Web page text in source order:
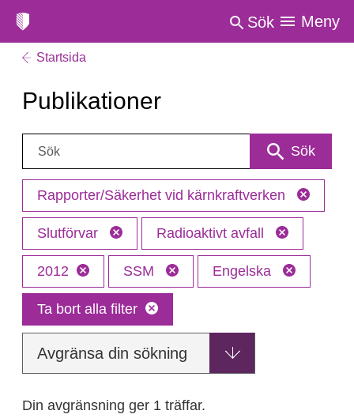
Sök Meny
Startsida
Publikationer
Sök: Sök
Rapporter/Säkerhet vid kärnkraftverken
Slutförvar Radioaktivt avfall
2012 SSM Engelska
Ta bort alla filter
Avgränsa din sökning
Din avgränsning ger 1 träffar.